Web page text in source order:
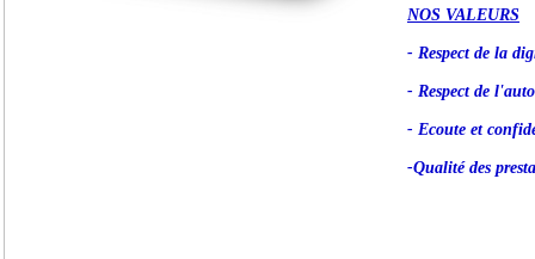
NOS VALEURS
- Respect de la
- Respect de
- Ecoute et
-Qualité des